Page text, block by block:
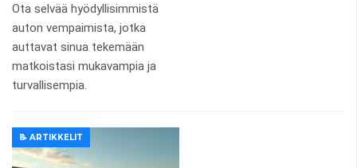
Ota selvää hyödyllisimmistä
auton vempaimista, jotka
auttavat sinua tekemään
matkoistasi mukavampia ja
turvallisempia.
📝 ARTIKKELIT